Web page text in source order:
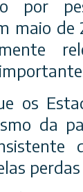
por
maio de
os
da